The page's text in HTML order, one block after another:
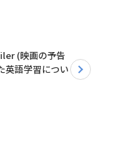
(映画の予告
英語学習につい